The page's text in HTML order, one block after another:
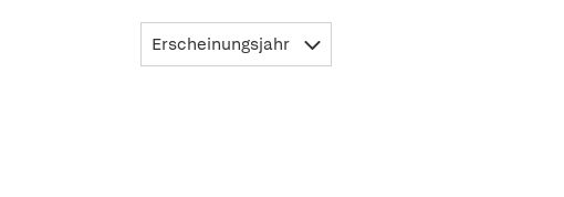
Erscheinungsjahr